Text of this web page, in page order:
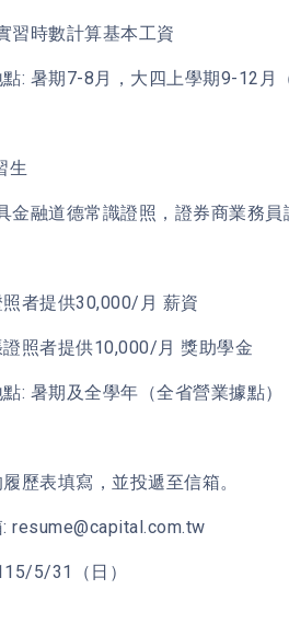
習時數計算基本工資
: 暑期7-8月，大四上學期9-12月
生
金融道德常識證照，證券商業務員
者提供30,000/月 薪資
照者提供10,000/月 獎助學金
: 暑期及全學年（全省營業據點）
歷表填寫，並投遞至信箱。
resume@capital.com.tw
5/31（日）